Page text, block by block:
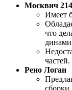
Москвич
Имеет
что
частей.
Рено Логан
сборки.